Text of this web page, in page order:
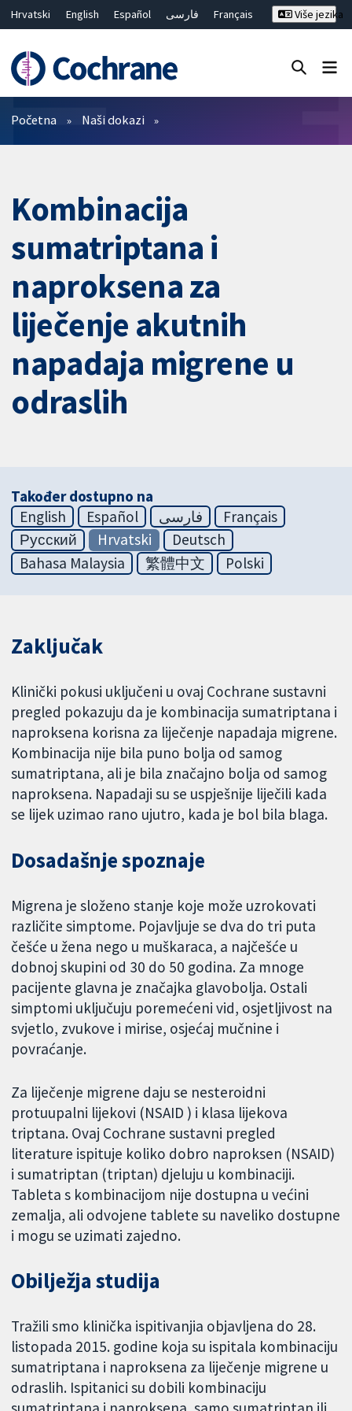
Hrvatski English Español فارسی
Français
繁體中文
简体中文
Više jezika
Prečistači
Početna Naši dokazi
Kombinacija
sumatriptana i
naproksena za
liječenje akutnih
napadaja migrene u
odraslih
Također dostupno na
English
Español فارسی
Français
Русский
Hrvatski
Deutsch
Bahasa Malaysia
繁體中文 Polski
Zaključak
Klinički pokusi uključeni u ovaj Cochrane sustavni
pregled pokazuju da je kombinacija sumatriptana i
naproksena korisna za liječenje napadaja migrene.
Kombinacija nije bila puno bolja od samog
sumatriptana, ali je bila značajno bolja od samog
naproksena. Napadaji su se uspješnije liječili kada
se lijek uzimao rano ujutro, kada je bol bila blaga.
Dosadašnje spoznaje
Migrena je složeno stanje koje može uzrokovati
različite simptome. Pojavljuje se dva do tri puta
češće u žena nego u muškaraca, a najčešće u
dobnoj skupini od 30 do 50 godina. Za mnoge
pacijente glavna je značajka glavobolja. Ostali
simptomi uključuju poremećeni vid, osjetljivost na
svjetlo, zvukove i mirise, osjećaj mučnine i
povraćanje.
Za liječenje migrene daju se nesteroidni
protuupalni lijekovi (NSAID ) i klasa lijekova
triptana. Ovaj Cochrane sustavni pregled
literature ispituje koliko dobro naproksen (NSAID)
i sumatriptan (triptan) djeluju u kombinaciji.
Tableta s kombinacijom nije dostupna u većini
zemalja, ali odvojene tablete su naveliko dostupne
i mogu se uzimati zajedno.
Obilježja studija
Tražili smo klinička ispitivanjia objavljena do 28.
listopada 2015. godine koja su ispitala kombinaciju
sumatriptana i naproksena za liječenje migrene u
odraslih. Ispitanici su dobili kombinaciju